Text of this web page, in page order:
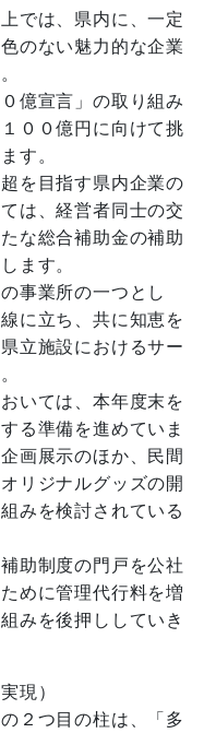
では、県内に、一定
のない魅力的な企業
億宣言」の取り組み
００億円に向けて挑
す。
を目指す県内企業の
は、経営者同士の交
な総合補助金の補助
ます。
事業所の一つとし
に立ち、共に知恵を
立施設におけるサー
いては、本年度末を
る準備を進めていま
画展示のほか、民間
リジナルグッズの開
みを検討されている
助制度の門戸を公社
めに管理代行料を増
みを後押ししていき
現）
２つ目の柱は、「多